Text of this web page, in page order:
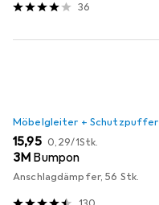
36
Möbelgleiter + Schutzpuffer
EUR
15,95 EUR
0,29/1Stk.
3M Bumpon
Anschlagdämpfer, 56 Stk.